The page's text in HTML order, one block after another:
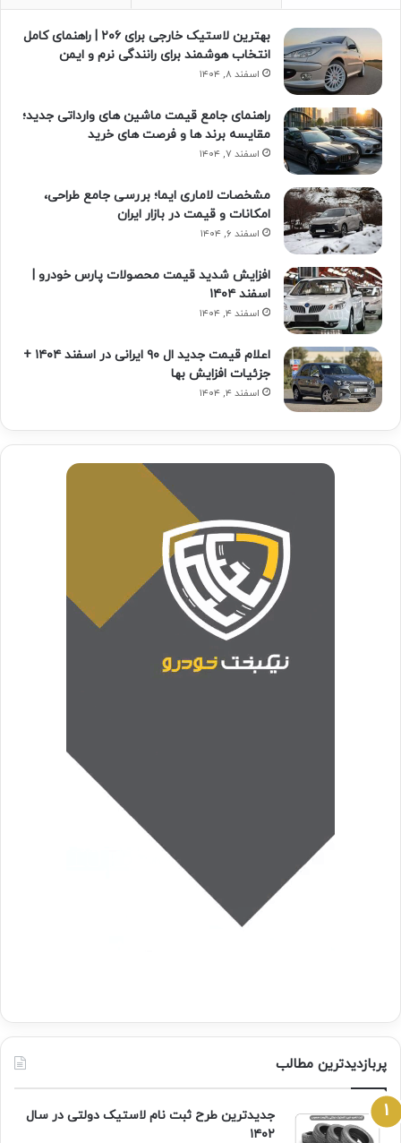
بهترین لاستیک خارجی برای ۲۰۶ | راهنمای کامل
انتخاب هوشمند برای رانندگی نرم و ایمن
اسفند ۸, ۱۴۰۴
راهنمای جامع قیمت ماشین های وارداتی جدید؛
مقایسه برند ها و فرصت های خرید
اسفند ۷, ۱۴۰۴
مشخصات لاماری ایما؛ بررسی جامع طراحی،
امکانات و قیمت در بازار ایران
اسفند ۶, ۱۴۰۴
افزایش شدید قیمت محصولات پارس خودرو |
اسفند ۱۴۰۴
اسفند ۴, ۱۴۰۴
اعلام قیمت جدید ال ۹۰ ایرانی در اسفند ۱۴۰۴ +
جزئیات افزایش بها
اسفند ۴, ۱۴۰۴
پربازدیدترین مطالب
جدیدترین طرح ثبت نام لاستیک دولتی در سال
۱۴۰۲